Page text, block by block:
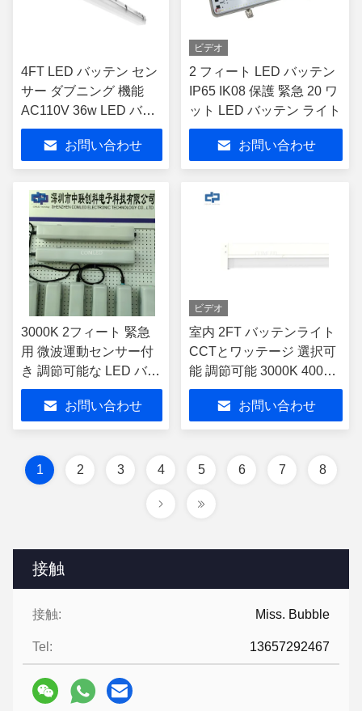
接触
接触: Miss. Bubble
Tel: 13657292467
4FT LED バッテン セン
サー ダブニング 機能
AC110V 36w LED バッ
テンライト
お問い合わせ
ビデオ
2 フィート LED バッテン
IP65 IK08 保護 緊急 20 ワ
ット LED バッテン ライト
お問い合わせ
3000K 2フィート 緊急
用 微波運動センサー付
き 調節可能な LED バッ
ト
お問い合わせ
ビデオ
室内 2FT バッテンライト
CCTとワッテージ 選択可
能 調節可能 3000K 4000K
5000K
お問い合わせ
1 2 3 4 5 6 7 8